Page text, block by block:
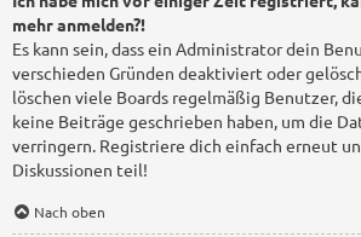
mehr anmelden?!
Es kann sein, dass ein Administrator dein
verschieden Gründen deaktiviert oder
löschen viele Boards regelmäßig Benutzer,
keine Beiträge geschrieben haben, um die
verringern. Registriere dich einfach erneut
Diskussionen teil!
Nach oben